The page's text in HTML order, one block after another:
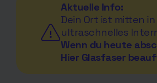
Aktuelle Info:
Dein Ort ist mitten
ultraschnelles
Wenn du heute
Hier Glasfaser